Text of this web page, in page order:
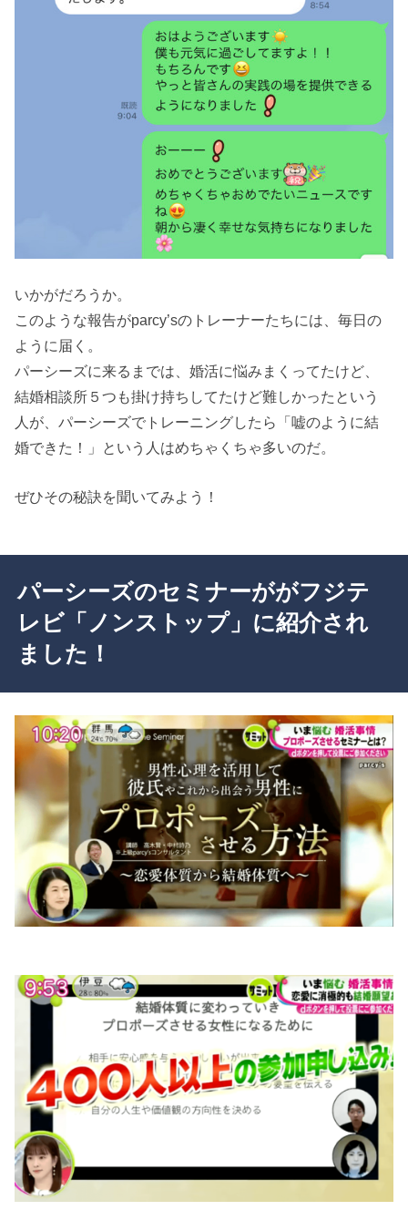
いかがだろうか。
このような報告がparcy’sのトレーナーたちには、毎日の
ように届く。
パーシーズに来るまでは、婚活に悩みまくってたけど、
結婚相談所５つも掛け持ちしてたけど難しかったという
人が、パーシーズでトレーニングしたら「嘘のように結
婚できた！」という人はめちゃくちゃ多いのだ。
ぜひその秘訣を聞いてみよう！
パーシーズのセミナーががフジテ
レビ「ノンストップ」に紹介され
ました！